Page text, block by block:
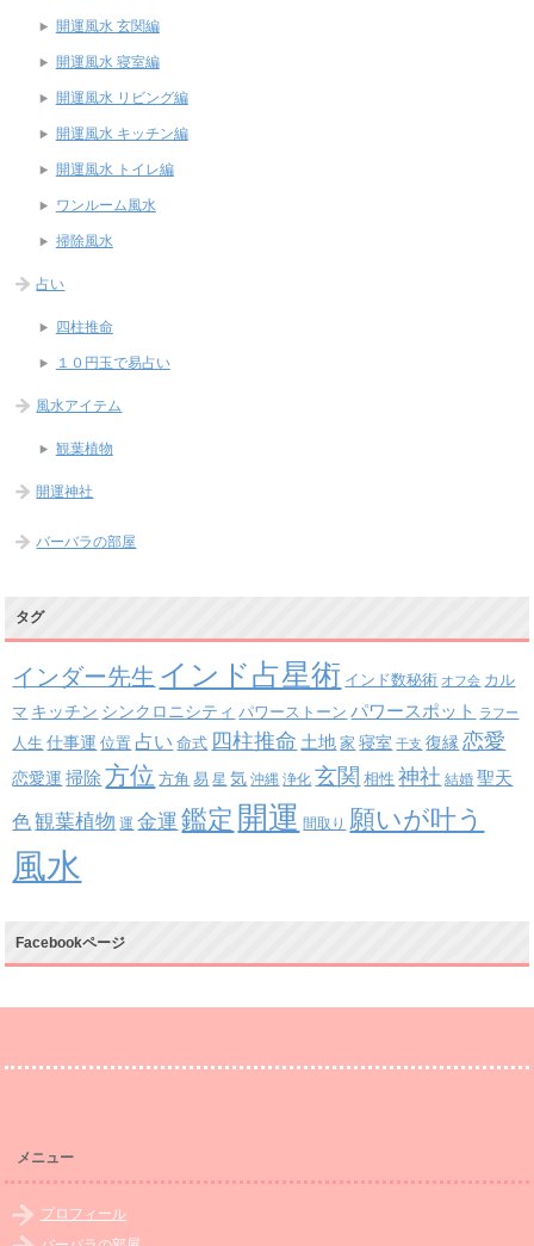
開運風水 玄関編
開運風水 寝室編
開運風水 リビング編
開運風水 キッチン編
開運風水 トイレ編
ワンルーム風水
掃除風水
占い
四柱推命
１０円玉で易占い
風水アイテム
観葉植物
開運神社
バーバラの部屋
タグ
インダー先生 インド占星術 インド数秘術 オフ会 カル
マ キッチン シンクロニシティ パワーストーン パワースポット ラフー
人生 仕事運 位置 占い 命式 四柱推命 土地 家 寝室 干支 復縁 恋愛
恋愛運 掃除 方位 方角 易 星 気 沖縄 浄化 玄関 相性 神社 結婚 聖天
色 観葉植物 運 金運 鑑定 開運 間取り 願いが叶う
風水
Facebookページ
メニュー
プロフィール